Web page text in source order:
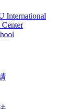
International
Center